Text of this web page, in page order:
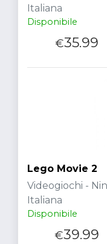
Italiana
Disponibile
€35.99
Lego Movie 2
Videogiochi -
Italiana
Disponibile
€39.99